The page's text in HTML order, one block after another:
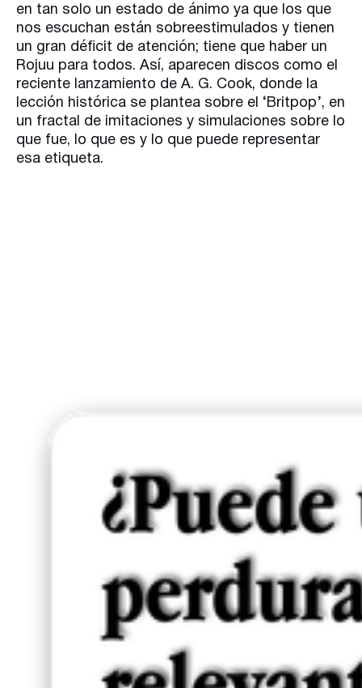
en tan solo un estado de ánimo ya que los que
nos escuchan están sobreestimulados y tienen
un gran déficit de atención; tiene que haber un
Rojuu para todos. Así, aparecen discos como el
reciente lanzamiento de A. G. Cook, donde la
lección histórica se plantea sobre el ‘Britpop’, en
un fractal de imitaciones y simulaciones sobre lo
que fue, lo que es y lo que puede representar
esa etiqueta.